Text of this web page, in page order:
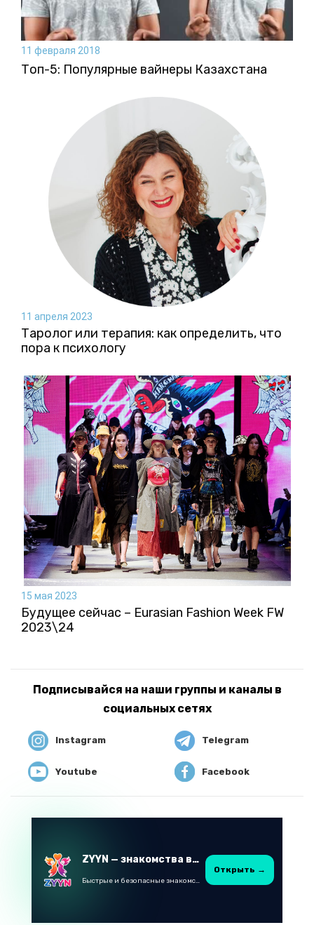
11 февраля 2018
Топ-5: Популярные вайнеры Казахстана
11 апреля 2023
Таролог или терапия: как определить, что
пора к психологу
15 мая 2023
Будущее сейчас – Eurasian Fashion Week FW
2023\24
Подписывайся на наши группы и каналы в
социальных сетях
Instagram Telegram
Youtube Facebook
ZYYN — знакомства в Казахстане
Быстрые и безопасные знакомства в Telegram
Открыть →